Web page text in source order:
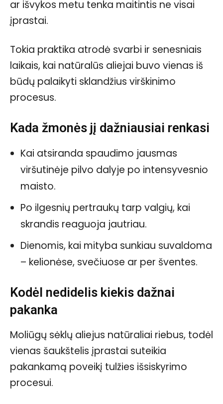
ar išvykos metu tenka maitintis ne visai
įprastai.
Tokia praktika atrodė svarbi ir senesniais
laikais, kai natūralūs aliejai buvo vienas iš
būdų palaikyti sklandžius virškinimo
procesus.
Kada žmonės jį dažniausiai renkasi
Kai atsiranda spaudimo jausmas
viršutinėje pilvo dalyje po intensyvesnio
maisto.
Po ilgesnių pertraukų tarp valgių, kai
skrandis reaguoja jautriau.
Dienomis, kai mityba sunkiau suvaldoma
– kelionėse, svečiuose ar per šventes.
Kodėl nedidelis kiekis dažnai
pakanka
Moliūgų sėklų aliejus natūraliai riebus, todėl
vienas šaukštelis įprastai suteikia
pakankamą poveikį tulžies išsiskyrimo
procesui.